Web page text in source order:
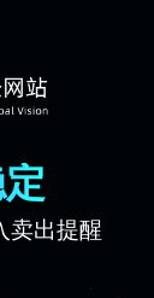
卖出提醒